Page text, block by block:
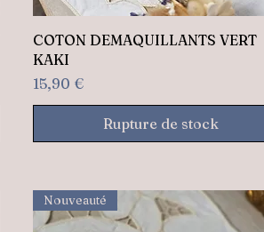
Aperçu rapide
COTON DEMAQUILLANTS VERT
KAKI
Prix
15,90 €
Rupture de stock
Nouveauté